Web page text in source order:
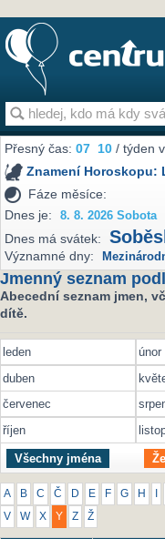
Přesný čas:07 10 / týden
Znamení Horoskopu:
Fáze měsíce:
Dnes je:
8. 8. 2026 Sobota
Dnes má svátek:
Významné dny:
Jmenný seznam
Abecední seznam jmen,
dítě.
leden únor
duben
červenec
říjen
Všechny jména
A B C Č D E F G H
V W X Y Z Ž